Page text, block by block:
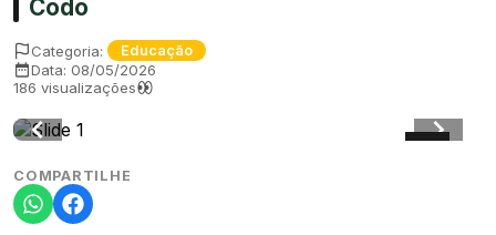
Codó
Categoria: Educação
Data: 08/05/2026
186 visualizações
COMPARTILHE